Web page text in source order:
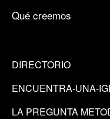
Qué creemos
DIRECTORIO
ENCUENTRA-UNA-
LA PREGUNTA